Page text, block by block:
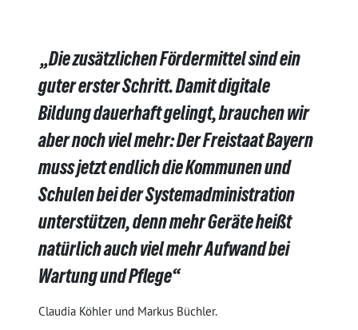
„Die zusätzlichen Fördermittel sind ein
guter erster Schritt. Damit digitale
Bildung dauerhaft gelingt, brauchen wir
aber noch viel mehr: Der Freistaat Bayern
muss jetzt endlich die Kommunen und
Schulen bei der Systemadministration
unterstützen, denn mehr Geräte heißt
natürlich auch viel mehr Aufwand bei
Wartung und Pflege“
Claudia Köhler und Markus Büchler.